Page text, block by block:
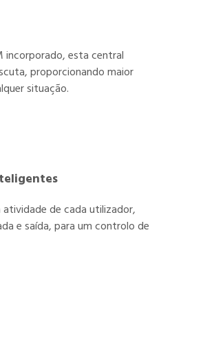
incorporado, esta central
proporcionando maior
situação.
de cada utilizador,
e saída, para um controlo de